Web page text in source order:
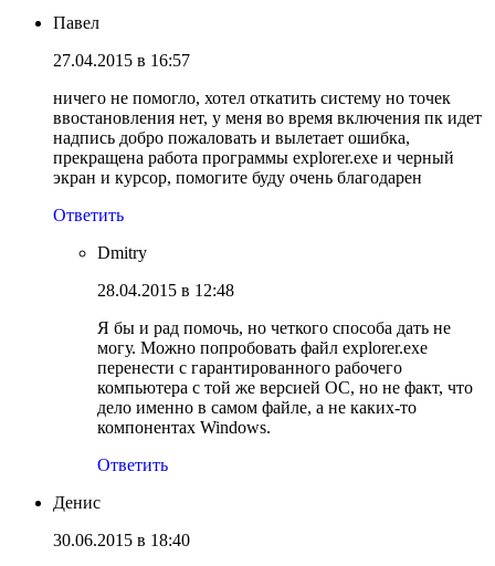
Павел
27.04.2015 в 16:57
ничего не помогло, хотел откатить систему но точек
ввостановления нет, у меня во время включения пк идет
надпись добро пожаловать и вылетает ошибка,
прекращена работа программы explorer.exe и черный
экран и курсор, помогите буду очень благодарен
Ответить
Dmitry
28.04.2015 в 12:48
Я бы и рад помочь, но четкого способа дать не
могу. Можно попробовать файл explorer.exe
перенести с гарантированного рабочего
компьютера с той же версией ОС, но не факт, что
дело именно в самом файле, а не каких-то
компонентах Windows.
Ответить
Денис
30.06.2015 в 18:40